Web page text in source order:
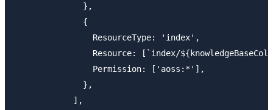
              },
              {
                ResourceType: 'index',
Resource: [`index/
                Permission: ['aoss:*'],
              },
            ],